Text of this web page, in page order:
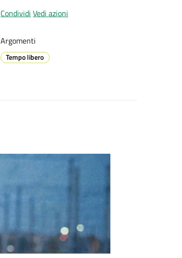
Condividi Vedi azioni
Argomenti
Tempo libero